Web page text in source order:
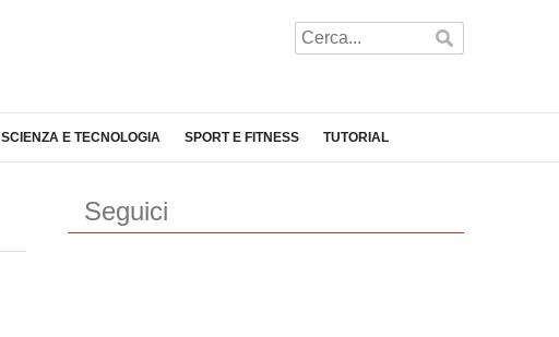
SCIENZA E TECNOLOGIA SPORT E FITNESS TUTORIAL
Seguici